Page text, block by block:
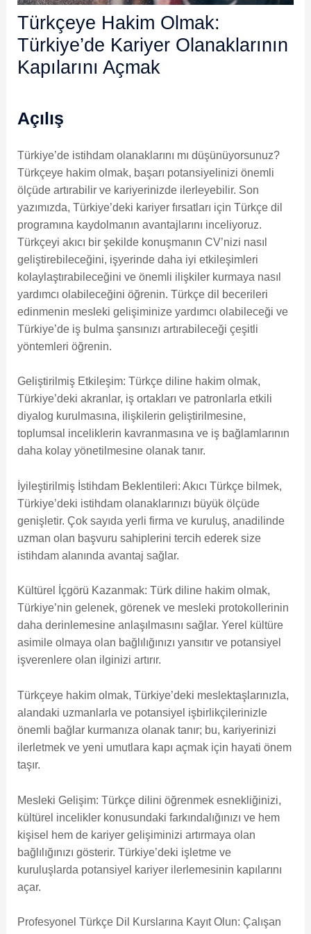
Türkçeye Hakim Olmak:
Türkiye’de Kariyer Olanaklarının
Kapılarını Açmak
Açılış
Türkiye’de istihdam olanaklarını mı düşünüyorsunuz?
Türkçeye hakim olmak, başarı potansiyelinizi önemli
ölçüde artırabilir ve kariyerinizde ilerleyebilir. Son
yazımızda, Türkiye’deki kariyer fırsatları için Türkçe dil
programına kaydolmanın avantajlarını inceliyoruz.
Türkçeyi akıcı bir şekilde konuşmanın CV’nizi nasıl
geliştirebileceğini, işyerinde daha iyi etkileşimleri
kolaylaştırabileceğini ve önemli ilişkiler kurmaya nasıl
yardımcı olabileceğini öğrenin. Türkçe dil becerileri
edinmenin mesleki gelişiminize yardımcı olabileceği ve
Türkiye’de iş bulma şansınızı artırabileceği çeşitli
yöntemleri öğrenin.
Geliştirilmiş Etkileşim: Türkçe diline hakim olmak,
Türkiye’deki akranlar, iş ortakları ve patronlarla etkili
diyalog kurulmasına, ilişkilerin geliştirilmesine,
toplumsal inceliklerin kavranmasına ve iş bağlamlarının
daha kolay yönetilmesine olanak tanır.
İyileştirilmiş İstihdam Beklentileri: Akıcı Türkçe bilmek,
Türkiye’deki istihdam olanaklarınızı büyük ölçüde
genişletir. Çok sayıda yerli firma ve kuruluş, anadilinde
uzman olan başvuru sahiplerini tercih ederek size
istihdam alanında avantaj sağlar.
Kültürel İçgörü Kazanmak: Türk diline hakim olmak,
Türkiye’nin gelenek, görenek ve mesleki protokollerinin
daha derinlemesine anlaşılmasını sağlar. Yerel kültüre
asimile olmaya olan bağlılığınızı yansıtır ve potansiyel
işverenlere olan ilginizi artırır.
Türkçeye hakim olmak, Türkiye’deki meslektaşlarınızla,
alandaki uzmanlarla ve potansiyel işbirlikçilerinizle
önemli bağlar kurmanıza olanak tanır; bu, kariyerinizi
ilerletmek ve yeni umutlara kapı açmak için hayati önem
taşır.
Mesleki Gelişim: Türkçe dilini öğrenmek esnekliğinizi,
kültürel incelikler konusundaki farkındalığınızı ve hem
kişisel hem de kariyer gelişiminizi artırmaya olan
bağlılığınızı gösterir. Türkiye’deki işletme ve
kuruluşlarda potansiyel kariyer ilerlemesinin kapılarını
açar.
Profesyonel Türkçe Dil Kurslarına Kayıt Olun: Çalışan